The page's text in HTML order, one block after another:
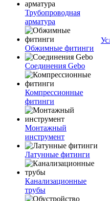
Трубопроводная
арматура
Обжимные фитинги
Соединения Gebo
Компрессионные
фитинги
Монтажный
инструмент
Латунные фитинги
Канализационные
трубы